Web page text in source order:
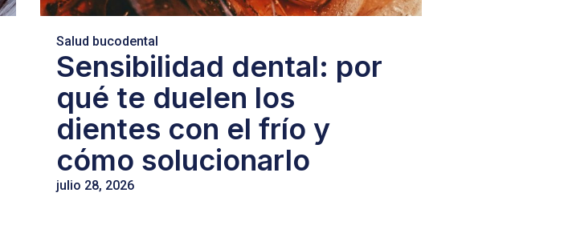
Salud bucodental
Sensibilidad dental: por
qué te duelen los
dientes con el frío y
cómo solucionarlo
julio 28, 2026